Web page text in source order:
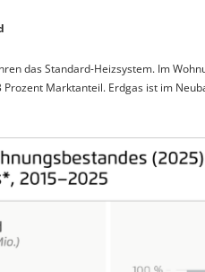
das Standard-Heizsystem. Im
Marktanteil. Erdgas ist im